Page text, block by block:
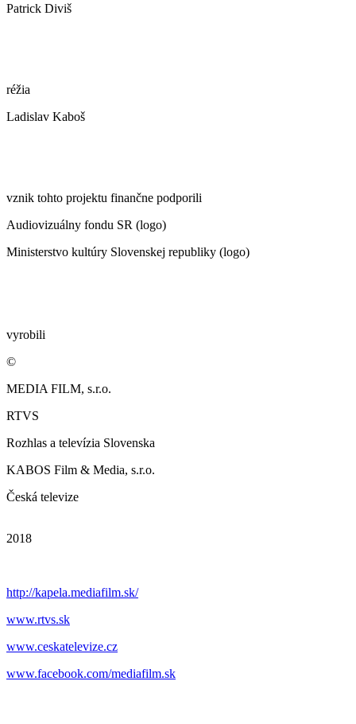
Patrick Diviš
réžia
Ladislav Kaboš
vznik tohto projektu finančne podporili
Audiovizuálny fondu SR (logo)
Ministerstvo kultúry Slovenskej republiky (logo)
vyrobili
©
MEDIA FILM, s.r.o.
RTVS
Rozhlas a televízia Slovenska
KABOS Film & Media, s.r.o.
Česká televize
2018
http://kapela.mediafilm.sk/
www.rtvs.sk
www.ceskatelevize.cz
www.facebook.com/mediafilm.sk